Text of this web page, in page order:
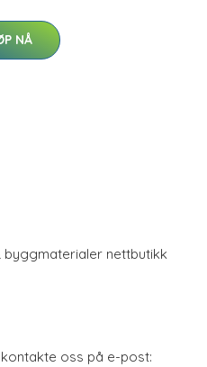
NÅ
nettbutikk
oss på e-post: